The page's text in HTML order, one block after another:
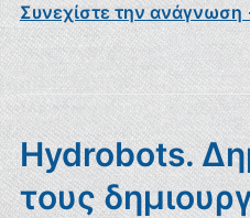
Συνεχίστε την ανάγνωση
Hydrobots.
τους